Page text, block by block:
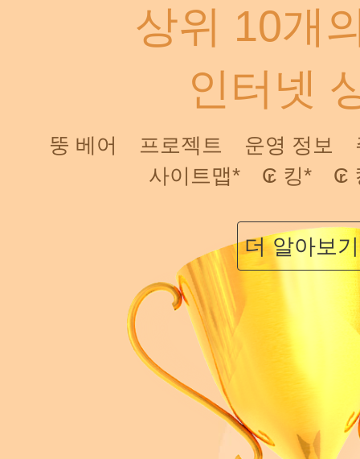
상위 10개
인터넷
뚱 베어 프로젝트 운영 정보
사이트맵*
₢ 킹* ₢
더 알아보기